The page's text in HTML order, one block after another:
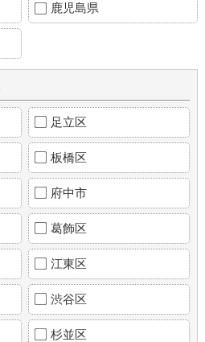
鹿児島県
足立区
板橋区
府中市
葛飾区
江東区
渋谷区
杉並区